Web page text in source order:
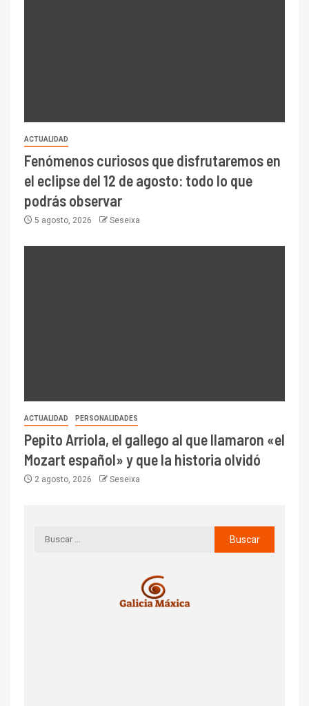
ACTUALIDAD
Fenómenos curiosos que disfrutaremos en
el eclipse del 12 de agosto: todo lo que
podrás observar
5 agosto, 2026 Seseixa
ACTUALIDAD PERSONALIDADES
Pepito Arriola, el gallego al que llamaron «el
Mozart español» y que la historia olvidó
2 agosto, 2026 Seseixa